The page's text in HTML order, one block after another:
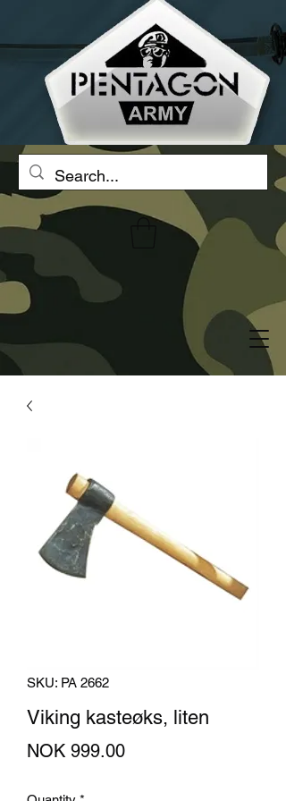
SKU: PA 2662
Viking kasteøks, liten
NOK 999.00Price